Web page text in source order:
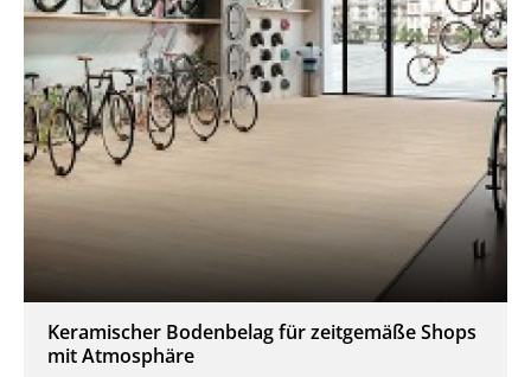
Keramischer Bodenbelag für zeitgemäße Shops
mit Atmosphäre